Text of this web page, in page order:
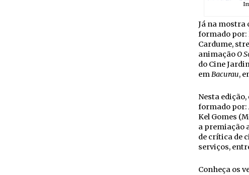
Já na mostra
formado por:
Cardume,
animaçãoO
do Cine
emBacurau,
Nesta
formado por:
Kel Gomes
a premiação
de crítica de
serviços,
Conheça os